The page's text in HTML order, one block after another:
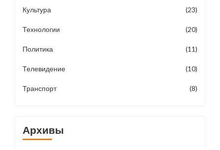
Культура (23)
Технологии (20)
Политика (11)
Телевидение (10)
Транспорт (8)
Архивы